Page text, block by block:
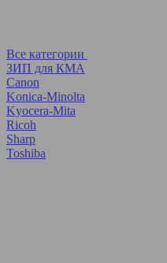
Все категории
ЗИП для КМА
Canon
Konica-Minolta
Kyocera-Mita
Ricoh
Sharp
Toshiba